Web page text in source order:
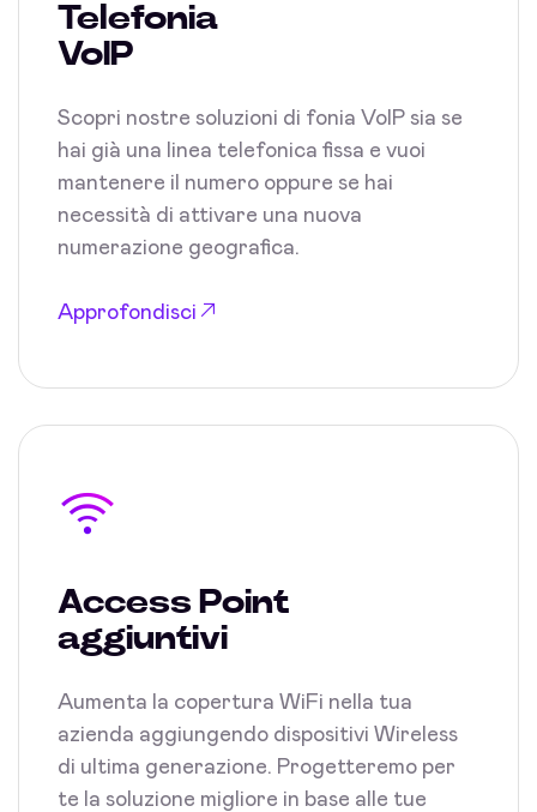
Telefonia
VoIP
Scopri nostre soluzioni di fonia VoIP sia se
hai già una linea telefonica fissa e vuoi
mantenere il numero oppure se hai
necessità di attivare una nuova
numerazione geografica.
Approfondisci
Access Point
aggiuntivi
Aumenta la copertura WiFi nella tua
azienda aggiungendo dispositivi Wireless
di ultima generazione. Progetteremo per
te la soluzione migliore in base alle tue